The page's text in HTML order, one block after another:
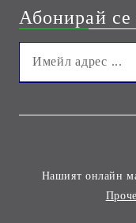
Абонирай
Нашият онлайн